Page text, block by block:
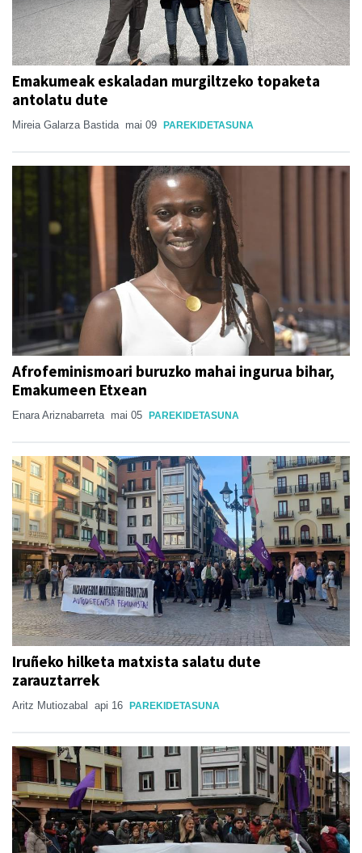
Emakumeak eskaladan murgiltzeko topaketa
antolatu dute
Mireia Galarza Bastida mai 09 PAREKIDETASUNA
Afrofeminismoari buruzko mahai ingurua bihar,
Emakumeen Etxean
Enara Ariznabarreta mai 05 PAREKIDETASUNA
Iruñeko hilketa matxista salatu dute
zarauztarrek
Aritz Mutiozabal api 16 PAREKIDETASUNA